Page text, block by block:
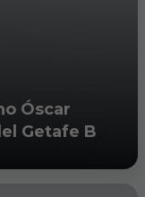
Óscar
Getafe B